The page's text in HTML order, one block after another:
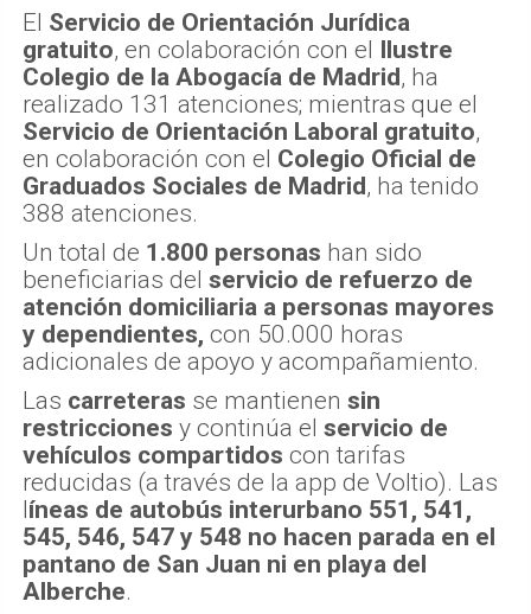
El Servicio de Orientación Jurídica
gratuito, en colaboración con el
Ilustre
Colegio de la Abogacía de Madrid, ha
realizado 131 atenciones; mientras que el
Servicio de Orientación Laboral gratuito,
en colaboración con el Colegio Oficial de
Graduados Sociales de Madrid, ha tenido
388 atenciones.
Un total de 1.800 personas han sido
beneficiarias del servicio de refuerzo de
atención domiciliaria a personas mayores
y dependientes, con 50.000 horas
adicionales de apoyo y acompañamiento.
Las carreteras se mantienen sin
restricciones y continúa el servicio de
vehículos compartidos con tarifas
reducidas (a través de la app de Voltio). Las
íneas de autobús interurbano 551, 541,
545, 546, 547 y 548 no hacen parada en el
pantano de San Juan ni en playa del
Alberche.